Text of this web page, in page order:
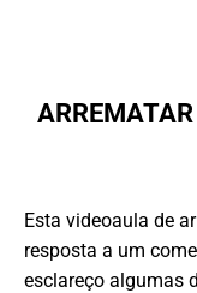
ARREMATAR
Esta videoaula de
resposta a um
esclareço algumas